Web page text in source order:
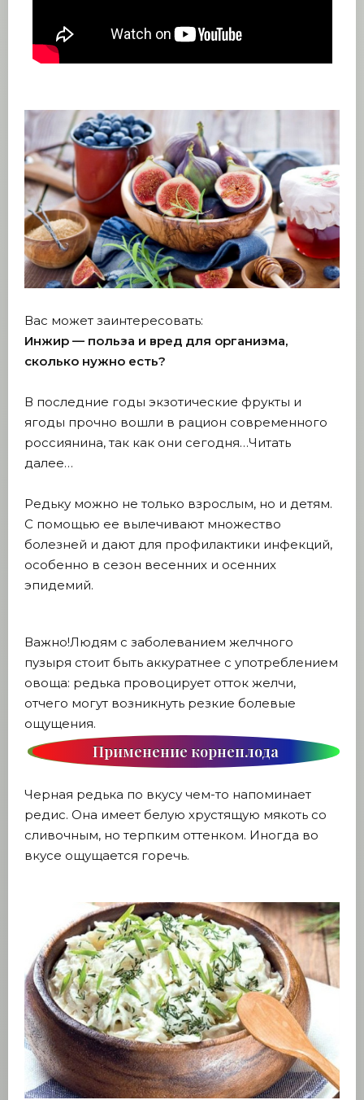
Вас может заинтересовать:
Инжир — польза и вред для организма,
сколько нужно есть?
В последние годы экзотические фрукты и
ягоды прочно вошли в рацион современного
россиянина, так как они сегодня…Читать
далее…
Редьку можно не только взрослым, но и детям.
С помощью ее вылечивают множество
болезней и дают для профилактики инфекций,
особенно в сезон весенних и осенних
эпидемий.
Важно!Людям с заболеванием желчного
пузыря стоит быть аккуратнее с употреблением
овоща: редька провоцирует отток желчи,
отчего могут возникнуть резкие болевые
ощущения.
Применение корнеплода
Черная редька по вкусу чем-то напоминает
редис. Она имеет белую хрустящую мякоть со
сливочным, но терпким оттенком. Иногда во
вкусе ощущается горечь.